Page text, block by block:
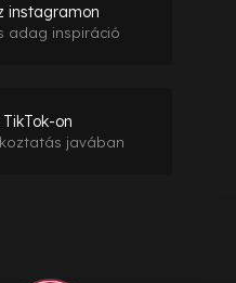
instagramon
adag inspiráció
on
javában